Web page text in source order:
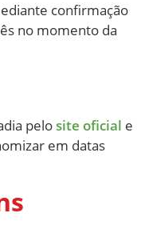
confirmação
no momento da
pelosite oficial e
em datas